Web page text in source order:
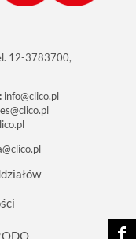
12-3783700,
info@clico.pl